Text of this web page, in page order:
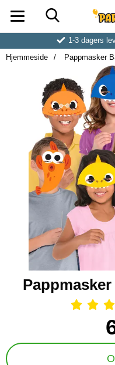
1-3 dagers
Hjemmeside
Pappmasker
Handle dette produktet,